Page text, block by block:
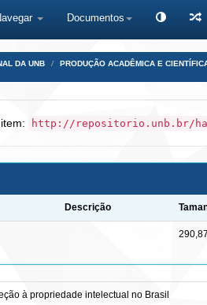
Documentos
DA UNB PRODUÇÃO ACADÊMICA E
http://repositorio.unb.br/
Descrição
à propriedade intelectual no Brasil